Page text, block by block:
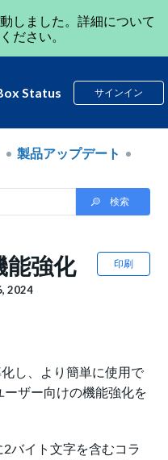
しました。詳細について
ださい。
Status サインイン
製品アップデート
印刷
能強化
2024
し、より簡単に使用で
ザー向けの機能強化を
2バイト文字を含むコラ